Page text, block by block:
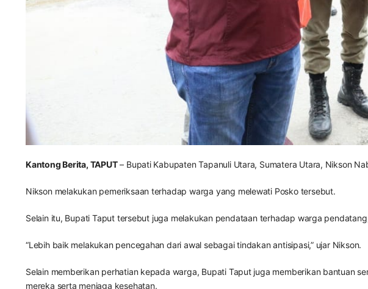
Kantong Berita, TAPUT– Bupati Kabupaten Tapanuli Utara, Sumatera Utara, Nikson
Nikson melakukan pemeriksaan terhadap warga yang melewati Posko tersebut.
Selain itu, Bupati Taput tersebut juga melakukan pendataan terhadap warga
“Lebih baik melakukan pencegahan dari awal sebagai tindakan antisipasi,” ujar Nikson.
Selain memberikan perhatian kepada warga, Bupati Taput juga memberikan bantuan
mereka serta menjaga kesehatan.